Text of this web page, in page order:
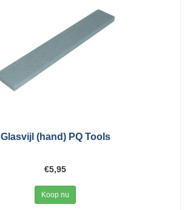
Glasvijl (hand) PQ Tools
€5,95
Koop nu